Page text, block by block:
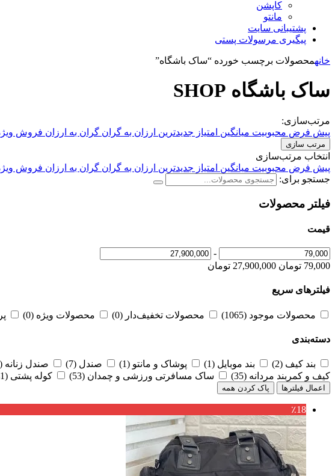
کاپشن
مانتو
پشتیبانی سایت
پیگیری مرسولات پستی
خانهمحصولات برچسب خورده “ساک باشگاه”
ساک باشگاه SHOP
مرتب‌سازی:
پیش فرض محبوبیت میانگین امتیاز جدیدترین ارزان به گران گران به ارزان فروش
مرتب سازی
انتخاب مرتب‌سازی
پیش فرض محبوبیت میانگین امتیاز جدیدترین ارزان به گران گران به ارزان فروش
جستجو برای:
فیلتر محصولات
قیمت
-
79,000 تومان
27,900,000 تومان
فیلترهای سریع
محصولات موجود (1065) محصولات تخفیف‌دار (0) محصولات ویژه (0)
دسته‌بندی
بند کیف (2) بند موبایل (1) پوشاک و مانتو (1) صندل (7) صندل زنانه (5)
کیف و کمربند مردانه (35) ساک مسافرتی ورزشی و چمدان (53) کوله پشتی (81)
اعمال فیلترها پاک کردن همه
٪18